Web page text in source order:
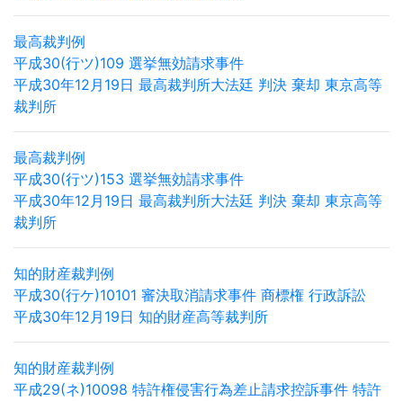
最高裁判例
平成30(行ツ)109 選挙無効請求事件
平成30年12月19日 最高裁判所大法廷 判決 棄却 東京高等
裁判所
最高裁判例
平成30(行ツ)153 選挙無効請求事件
平成30年12月19日 最高裁判所大法廷 判決 棄却 東京高等
裁判所
知的財産裁判例
平成30(行ケ)10101 審決取消請求事件 商標権 行政訴訟
平成30年12月19日 知的財産高等裁判所
知的財産裁判例
平成29(ネ)10098 特許権侵害行為差止請求控訴事件 特許